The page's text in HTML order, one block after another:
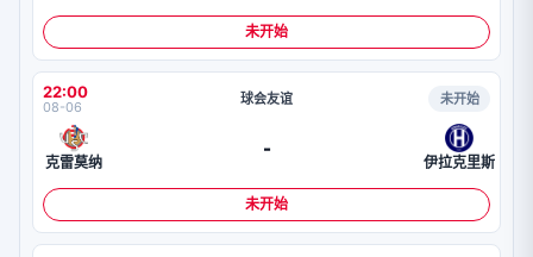
未开始
22:00
08-06 球会友谊 未开始
克雷莫纳
-
伊拉克里斯
未开始